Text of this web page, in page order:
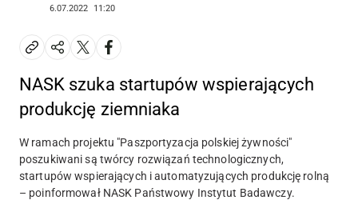
6.07.2022 11:20
NASK szuka startupów wspierających
produkcję ziemniaka
W ramach projektu "Paszportyzacja polskiej żywności"
poszukiwani są twórcy rozwiązań technologicznych,
startupów wspierających i automatyzujących produkcję rolną
– poinformował NASK Państwowy Instytut Badawczy.